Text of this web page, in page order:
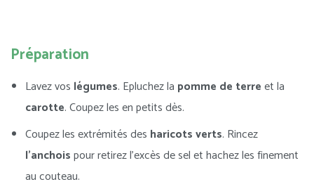
Préparation
Lavez vos légumes. Epluchez la pomme de terreet la
carotte. Coupez les en petits dès.
Coupez les extrémités des haricotsverts. Rincez
l’anchoispour retirez l’excès de sel et hachez les finement
au couteau.